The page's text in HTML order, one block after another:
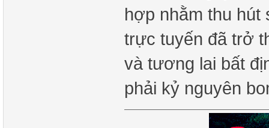
hợp nhằm thu
trực tuyến đã trở
và tương lai bất
phải kỷ nguyên